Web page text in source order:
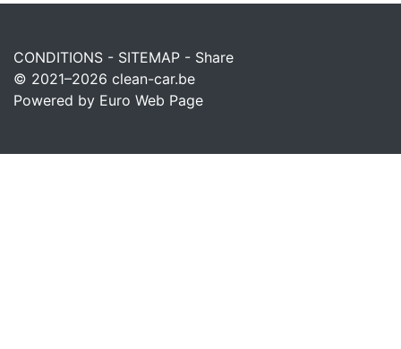
CONDITIONS - SITEMAP - Share
© 2021–2026 clean-car.be
Powered by Euro Web Page